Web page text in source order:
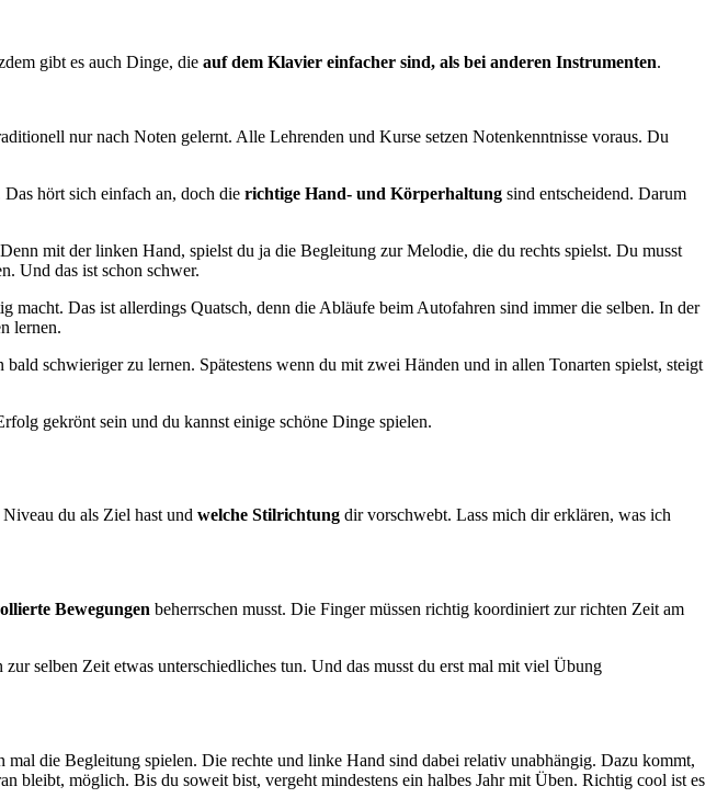
gibt es auch Dinge, die auf dem Klavier einfacher sind, als bei anderen Instrumenten.
nur nach Noten gelernt. Alle Lehrenden und Kurse setzen Notenkenntnisse voraus. Du
hört sich einfach an, doch die richtige Hand- und Körperhaltung sind entscheidend. Darum
mit der linken Hand, spielst du ja die Begleitung zur Melodie, die du rechts spielst. Du musst
Und das ist schon schwer.
Das ist allerdings Quatsch, denn die Abläufe beim Autofahren sind immer die selben. In der
lernen.
schwieriger zu lernen. Spätestens wenn du mit zwei Händen und in allen Tonarten spielst, steigt
gekrönt sein und du kannst einige schöne Dinge spielen.
du als Ziel hast und welche Stilrichtung dir vorschwebt. Lass mich dir erklären, was ich
Bewegungen beherrschen musst. Die Finger müssen richtig koordiniert zur richten Zeit am
selben Zeit etwas unterschiedliches tun. Und das musst du erst mal mit viel Übung
die Begleitung spielen. Die rechte und linke Hand sind dabei relativ unabhängig. Dazu kommt,
bleibt, möglich. Bis du soweit bist, vergeht mindestens ein halbes Jahr mit Üben. Richtig cool ist es